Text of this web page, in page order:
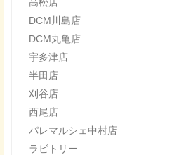
DCM川島店
DCM丸亀店
宇多津店
半田店
刈谷店
西尾店
パレマルシェ中村店
ラビトリー